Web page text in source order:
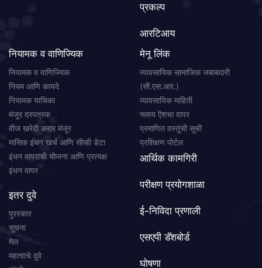
प्रकल्प
आरटिआय
नियामक व वाणिज्यिक
नियामक व वाणिज्यिक
नियम आणि कायदे
नियामक याचिका
मंजूर दरपत्रक
वीज खरेदी करार मंजूर
मासिक इंधन खर्च आणि सीव्ही डेटा
इंधन वापराची योजना आणि प्रत्यक्ष
इंधन वापर
इतर दुवे
पुरस्कार
सूचना
मेल
महत्वाचे दुवे
मेनू लिंक
व्यावसायिक सामाजिक जबाबदारी
(सी.एस.आर.)
व्यावसायिक माहिती
फ्लाय ऍशचा वापर
प्रमाणित वस्तूंची सूची
प्रशिक्षण पोर्टल
आर्थिक कामगिरी
परीक्षण प्रयोगशाळा
ई-निविदा प्रणाली
एसएपी डॅशबोर्ड
घोषणा